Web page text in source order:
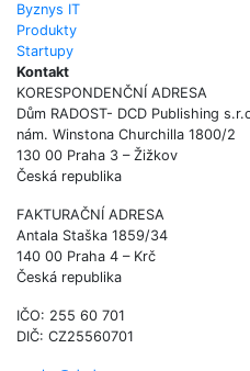
Byznys IT
Produkty
Startupy
Kontakt
KORESPONDENČNÍ ADRESA
Dům RADOST- DCD Publishing
nám. Winstona Churchilla 1800/2
130 00 Praha 3 – Žižkov
Česká republika
FAKTURAČNÍ ADRESA
Antala Staška 1859/34
140 00 Praha 4 – Krč
Česká republika
IČO: 255 60 701
DIČ: CZ25560701